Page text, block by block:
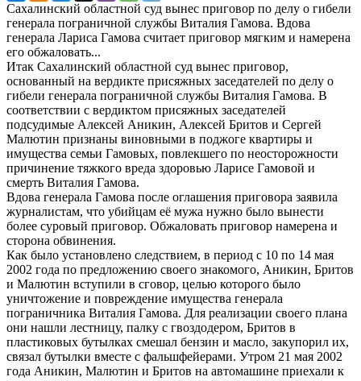
Сахалинский областной суд вынес приговор по делу о гибели
генерала пограничной службы Виталия Гамова. Вдова
генерала Лариса Гамова считает приговор мягким и намерена
его обжаловать...
Итак Сахалинский областной суд вынес приговор,
основанный на вердикте присяжных заседателей по делу о
гибели генерала пограничной службы Виталия Гамова. В
соответствии с вердиктом присяжных заседателей
подсудимые Алексей Аникин, Алексей Бритов и Сергей
Малютин признаны виновными в поджоге квартиры и
имущества семьи Гамовых, повлекшего по неосторожности
причинение тяжкого вреда здоровью Ларисе Гамовой и
смерть Виталия Гамова.
Вдова генерала Гамова после оглашения приговора заявила
журналистам, что убийцам её мужа нужно было вынести
более суровый приговор. Обжаловать приговор намерена и
сторона обвинения.
Как было установлено следствием, в период с 10 по 14 мая
2002 года по предложению своего знакомого, Аникин, Бритов
и Малютин вступили в сговор, целью которого было
уничтожение и повреждение имущества генерала
пограничника Виталия Гамова. Для реализации своего плана
они нашли лестницу, палку с гвоздодером, Бритов в
пластиковых бутылках смешал бензин и масло, закупорил их,
связал бутылки вместе с фальшфейерами. Утром 21 мая 2002
года Аникин, Малютин и Бритов на автомашине приехали к